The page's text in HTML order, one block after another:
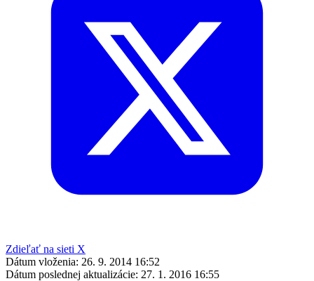
Zdieľať na sieti X
Dátum vloženia: 26. 9. 2014 16:52
Dátum poslednej aktualizácie: 27. 1. 2016 16:55